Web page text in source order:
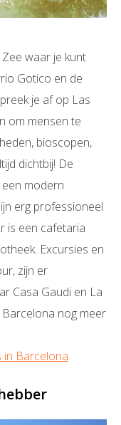
waar je kunt
Gotico en de
je af op Las
om mensen te
bioscopen,
dichtbij! De
modern
erg professioneel
is een cafetaria
Excursies en
zijn er
Casa Gaudi en La
nog meer
Barcelona